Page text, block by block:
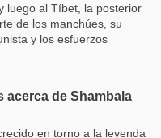
luego al Tíbet, la posterior
de los manchúes, su
y los esfuerzos
acerca de Shambala
en torno a la leyenda